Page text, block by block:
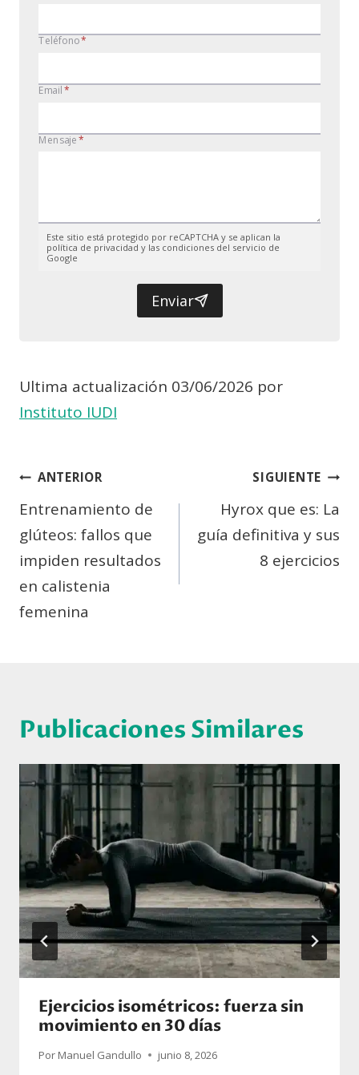
Teléfono*
Email*
Mensaje*
Este sitio está protegido por reCAPTCHA y se aplican la
política de privacidad y las condiciones del servicio de
Google
Enviar
Ultima actualización 03/06/2026 por
Instituto IUDI
Navegación
de
entradas
ANTERIOR
Entrenamiento de
glúteos: fallos que
impiden resultados
en calistenia
femenina
SIGUIENTE
Hyrox que es: La
guía definitiva y sus
8 ejercicios
Publicaciones Similares
Ejercicios isométricos: fuerza sin
movimiento en 30 días
Por Manuel Gandullo junio 8, 2026